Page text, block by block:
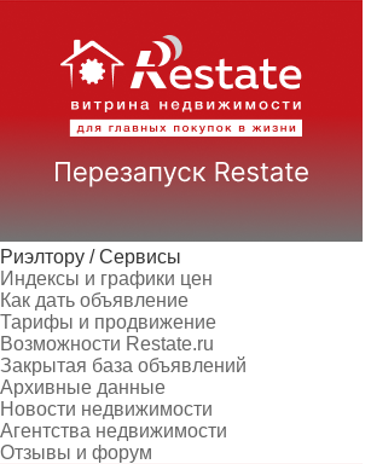
Риэлтору / Сервисы
Индексы и графики цен
Как дать объявление
Тарифы и продвижение
Возможности Restate.ru
Закрытая база объявлений
Архивные данные
Новости недвижимости
Агентства недвижимости
Отзывы и форум